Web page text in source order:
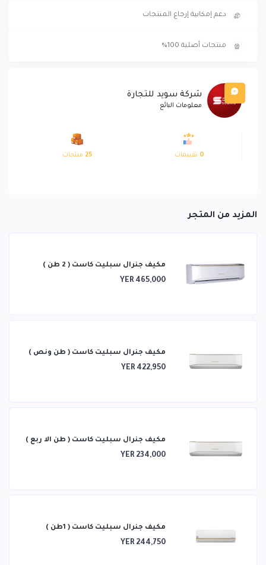
دعم إمكانية إرجاع المنتجات
منتجات أصلية 100%
شركة سويد للتجارة
معلومات البائع
0 تقييمات 25 منتجات
المزيد من المتجر
مكيف جنرال سبليت كاست ( 2 طن )
YER 465,000
مكيف جنرال سبليت كاست ( طن ونص )
YER 422,950
مكيف جنرال سبليت كاست ( طن الا ربع )
YER 234,000
مكيف جنرال سبليت كاست ( 1طن )
YER 244,750